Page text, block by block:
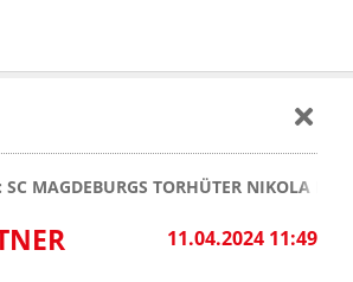
MAGDEBURGS TORHÜTER NIKOLA
11.04.2024 11:49